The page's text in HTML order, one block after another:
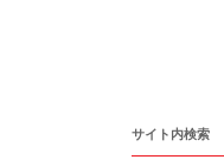
サイト内検索